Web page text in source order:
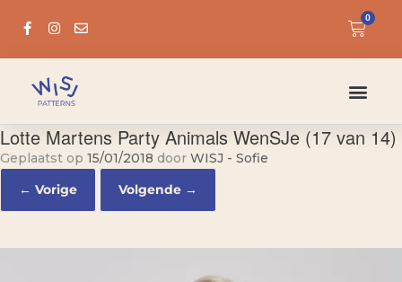
0
Lotte Martens Party Animals WenSJe (17 van 14)
Geplaatst op 15/01/2018 door WISJ - Sofie
← Vorige
Volgende →